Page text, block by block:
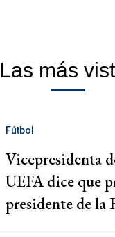
Las más
Fútbol
Vicepresidenta
UEFA dice que
presidente de la